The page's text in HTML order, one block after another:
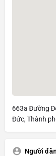
663a Đường
Đức, Thành
Người